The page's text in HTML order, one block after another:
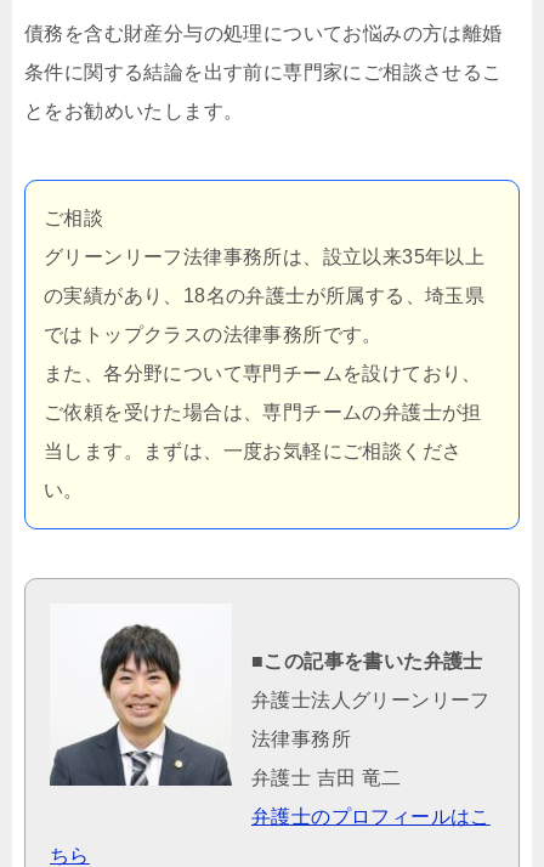
債務を含む財産分与の処理についてお悩みの方は離婚
条件に関する結論を出す前に専門家にご相談させるこ
とをお勧めいたします。
ご相談
グリーンリーフ法律事務所は、設立以来35年以上
の実績があり、18名の弁護士が所属する、埼玉県
ではトップクラスの法律事務所です。
また、各分野について専門チームを設けており、
ご依頼を受けた場合は、専門チームの弁護士が担
当します。まずは、一度お気軽にご相談くださ
い。
■この記事を書いた弁護士
弁護士法人グリーンリーフ
法律事務所
弁護士 吉田 竜二
弁護士のプロフィールはこ
ちら